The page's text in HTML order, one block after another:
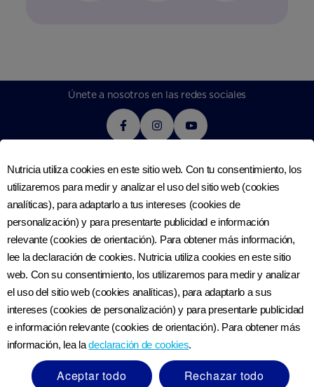
Únete a nosotros en las redes sociales
© Nutriciaclub 2026
Este sitio web es publicado por Nutricia Export B.V., Lange
Kleiweg 6, 4to Piso ‘The Lobby’, 2288 GK Rijswijk, Países Bajos.
CONTÁCTANOS
¿CÓMO ESTÁ HECHA NUTRILON?
ACERCA DE NUTRICIA
REGISTRO
DECLARACIÓN DE ACCESIBILIDAD
LÍNEA ÉTICA DE DANONE
Nutricia utiliza cookies en este sitio web. Con tu consentimiento, los
utilizaremos para medir y analizar el uso del sitio web (cookies
analíticas), para adaptarlo a tus intereses (cookies de
personalización) y para presentarte publicidad e información
relevante (cookies de orientación). Para obtener más información,
lee la declaración de cookies. Nutricia utiliza cookies en este sitio
web. Con su consentimiento, los utilizaremos para medir y analizar
el uso del sitio web (cookies analíticas), para adaptarlo a sus
intereses (cookies de personalización) y para presentarle publicidad
e información relevante (cookies de orientación). Para obtener más
información, lea ladeclaración de cookies.
Aceptar todo
Rechazar todo